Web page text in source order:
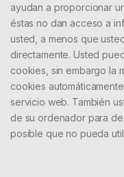
ayudan a proporcionar
éstas no dan acceso a
usted, a menos que
directamente. Usted
cookies, sin embargo la
cookies
servicio web. También
de su ordenador para
posible que no pueda